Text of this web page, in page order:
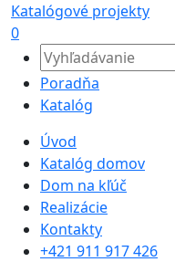
Katalógové projekty
0
Poradňa
Katalóg
Úvod
Katalóg domov
Dom na kľúč
Realizácie
Kontakty
+421 911 917 426